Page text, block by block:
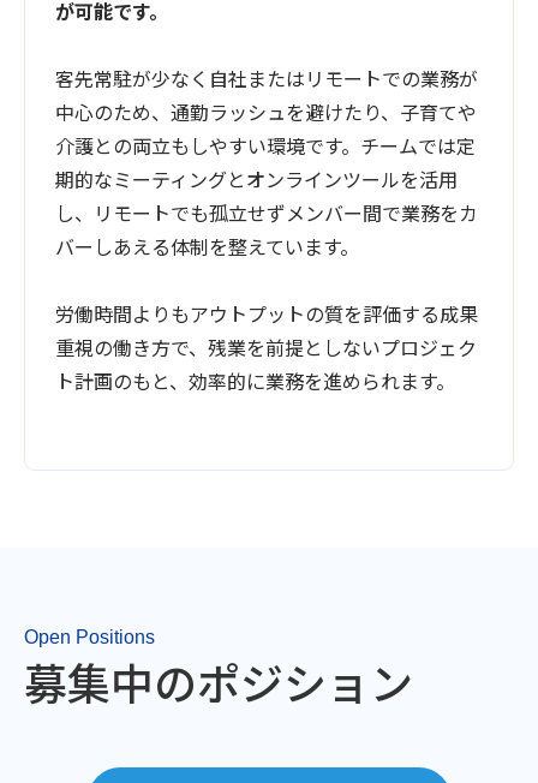
が可能です。
客先常駐が少なく自社またはリモートでの業務が
中心のため、通勤ラッシュを避けたり、子育てや
介護との両立もしやすい環境です。チームでは定
期的なミーティングとオンラインツールを活用
し、リモートでも孤立せずメンバー間で業務をカ
バーしあえる体制を整えています。
労働時間よりもアウトプットの質を評価する成果
重視の働き方で、残業を前提としないプロジェク
ト計画のもと、効率的に業務を進められます。
Open Positions
募集中のポジション